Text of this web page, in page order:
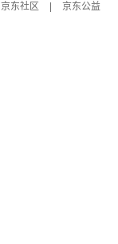
京东社区
京东公益